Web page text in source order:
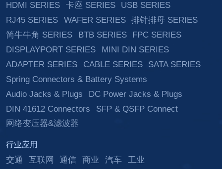
HDMI SERIES 卡座 SERIES
USB SERIES
RJ45 SERIES
WAFER SERIES
排针排母 SERIES
简牛牛角 SERIES
BTB SERIES
FPC SERIES
DISPLAYPORT SERIES
MINI DIN SERIES
ADAPTER SERIES
CABLE SERIES
SATA SERIES
Spring Connectors & Battery Systems
Audio Jacks & Plugs
DC Power Jacks & Plugs
DIN 41612 Connectors
SFP & QSFP Connect
网络变压器&滤波器
行业应用
交通 互联网 通信 商业 汽车 工业